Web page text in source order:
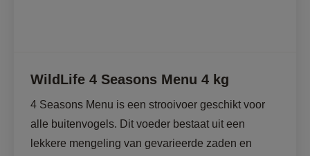
WildLife 4 Seasons Menu 4 kg
4 Seasons Menu is een strooivoer geschikt voor
alle buitenvogels. Dit voeder bestaat uit een
lekkere mengeling van gevarieerde zaden en